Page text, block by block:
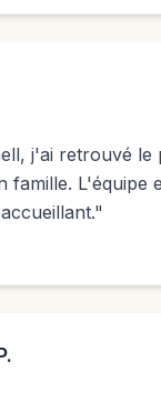
j'ai retrouvé le
famille. L'équipe
"